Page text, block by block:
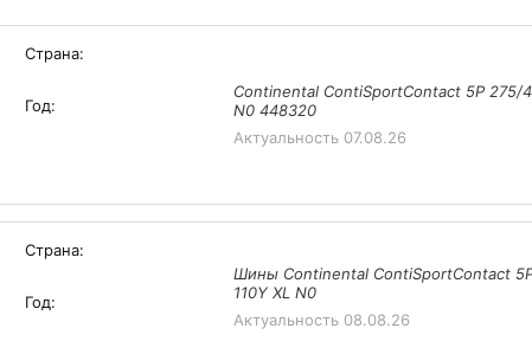
Страна:
Год:
Continental ContiSportContact 5P 275/
N0 448320
Актуальность 07.08.26
Страна:
Год:
Шины Continental ContiSportContact
110Y XL N0
Актуальность 08.08.26